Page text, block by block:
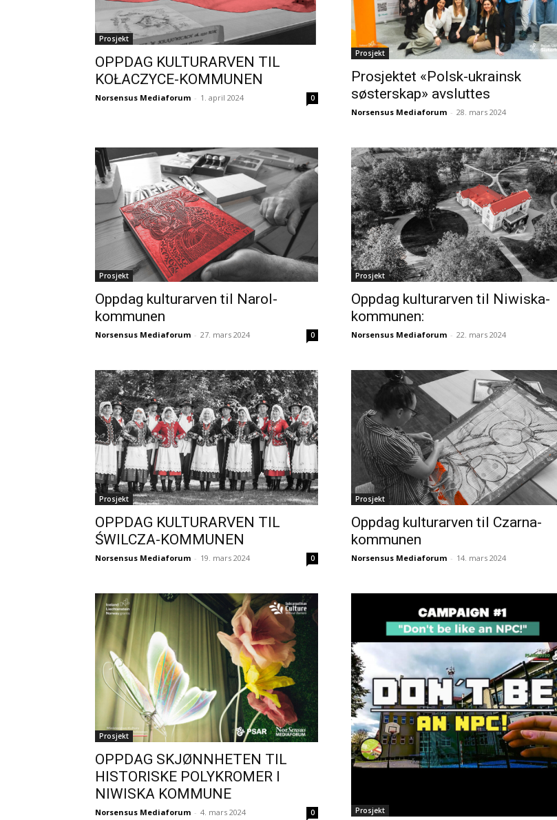
Prosjekt
OPPDAG KULTURARVEN TIL
KOŁACZYCE-KOMMUNEN
Norsensus Mediaforum - 1. april 2024 0
Prosjekt
Prosjektet «Polsk-ukrainsk
søsterskap» avsluttes
Norsensus Mediaforum - 28. mars 2024
Prosjekt
Oppdag kulturarven til Narol-
kommunen
Norsensus Mediaforum - 27. mars 2024 0
Prosjekt
Oppdag kulturarven til Niwiska-
kommunen:
Norsensus Mediaforum - 22. mars 2024
Prosjekt
OPPDAG KULTURARVEN TIL
ŚWILCZA-KOMMUNEN
Norsensus Mediaforum - 19. mars 2024 0
Prosjekt
Oppdag kulturarven til Czarna-
kommunen
Norsensus Mediaforum - 14. mars 2024
Prosjekt
OPPDAG SKJØNNHETEN TIL
HISTORISKE POLYKROMER I
NIWISKA KOMMUNE
Norsensus Mediaforum - 4. mars 2024 0 Prosjekt